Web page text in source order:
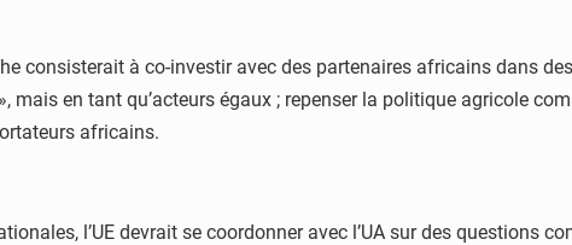
consisterait à co-investir avec des partenaires africains dans
mais en tant qu’acteurs égaux ; repenser la politique agricole
africains.
l’UE devrait se coordonner avec l’UA sur des